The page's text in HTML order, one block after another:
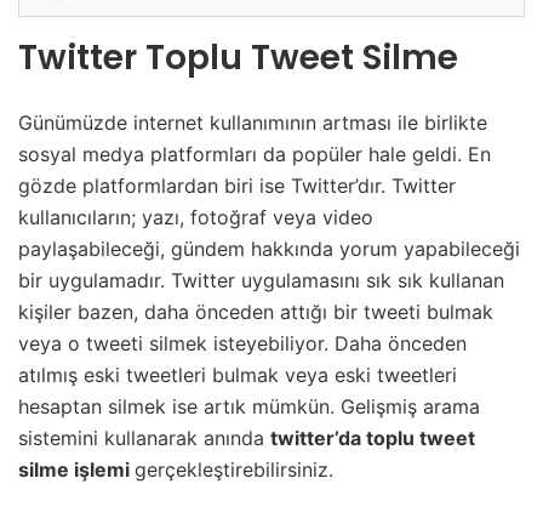
Twitter Toplu Tweet Silme
Günümüzde internet kullanımının artması ile birlikte
sosyal medya platformları da popüler hale geldi. En
gözde platformlardan biri ise Twitter’dır. Twitter
kullanıcıların; yazı, fotoğraf veya video
paylaşabileceği, gündem hakkında yorum yapabileceği
bir uygulamadır. Twitter uygulamasını sık sık kullanan
kişiler bazen, daha önceden attığı bir tweeti bulmak
veya o tweeti silmek isteyebiliyor. Daha önceden
atılmış eski tweetleri bulmak veya eski tweetleri
hesaptan silmek ise artık mümkün. Gelişmiş arama
sistemini kullanarak anında twitter’da toplu tweet
silme işlemi gerçekleştirebilirsiniz.